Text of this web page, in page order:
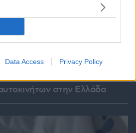
Data Access Privacy Policy
στην Ελλάδα